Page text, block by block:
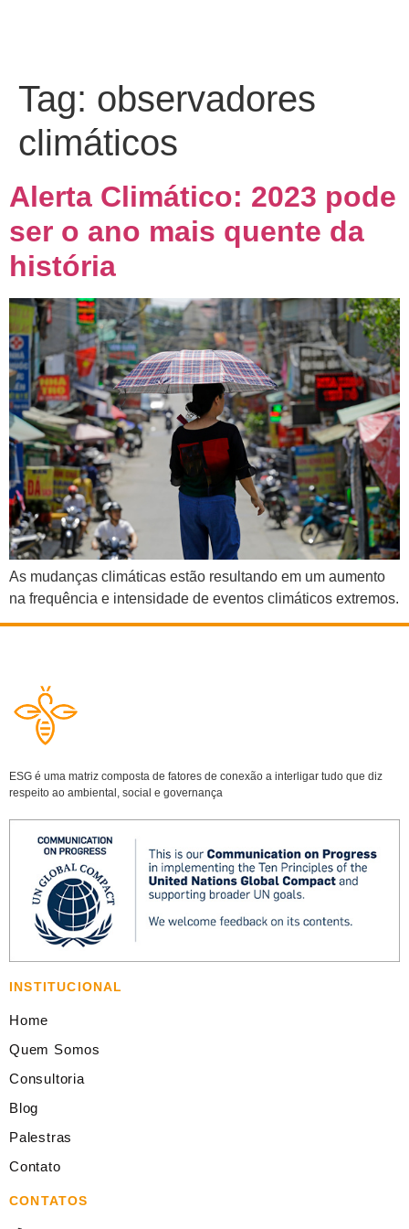
Tag: observadores
climáticos
Alerta Climático: 2023 pode
ser o ano mais quente da
história
As mudanças climáticas estão resultando em um aumento
na frequência e intensidade de eventos climáticos extremos.
ESG é uma matriz composta de fatores de conexão a interligar tudo que diz
respeito ao ambiental, social e governança
INSTITUCIONAL
Home
Quem Somos
Consultoria
Blog
Palestras
Contato
CONTATOS